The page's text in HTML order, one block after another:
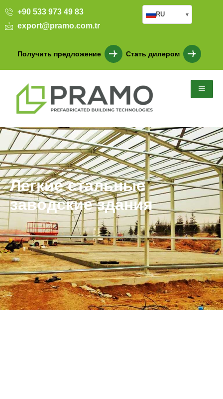
+90 533 973 49 83
export@pramo.com.tr
Получить предложение Стать дилером
RU ▾
Легкие стальные
заводские здания